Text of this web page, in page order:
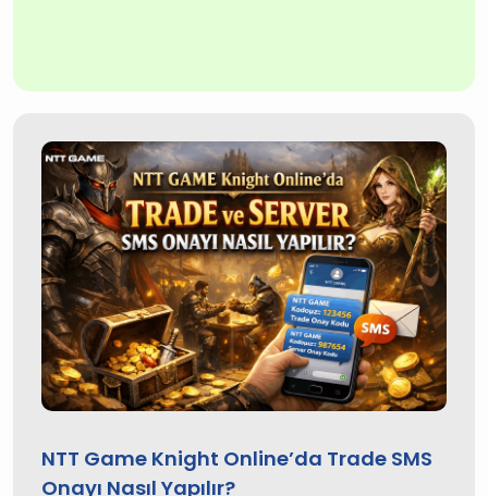
NTT Game Knight Online’da Trade SMS
Onayı Nasıl Yapılır?